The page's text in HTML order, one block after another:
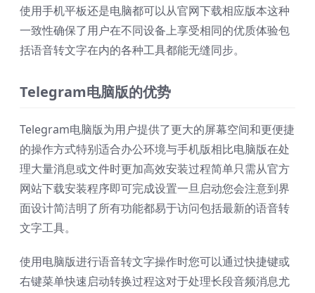
使用手机平板还是电脑都可以从官网下载相应版本这种
一致性确保了用户在不同设备上享受相同的优质体验包
括语音转文字在内的各种工具都能无缝同步。
Telegram电脑版的优势
Telegram电脑版为用户提供了更大的屏幕空间和更便捷
的操作方式特别适合办公环境与手机版相比电脑版在处
理大量消息或文件时更加高效安装过程简单只需从官方
网站下载安装程序即可完成设置一旦启动您会注意到界
面设计简洁明了所有功能都易于访问包括最新的语音转
文字工具。
使用电脑版进行语音转文字操作时您可以通过快捷键或
右键菜单快速启动转换过程这对于处理长段音频消息尤